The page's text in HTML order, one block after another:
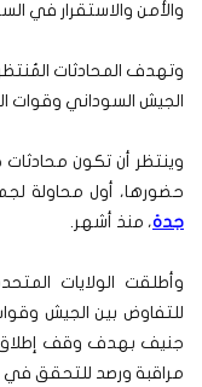
والأمن والاستقرار في
الجيش السوداني وقوات
وينتظر أن تكون
حضورها، أول محاولة
جدة، منذ أشهر.
وأطلقت الولايات
جنيف بهدف وقف إطلاق
مراقبة ورصد للتحقق في